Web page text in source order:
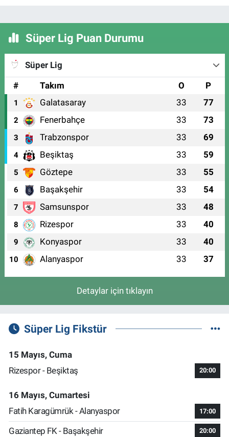
Süper Lig Puan Durumu
Süper Lig
#
Takım O P
1 Galatasaray 33 77
2 Fenerbahçe 33 73
3 Trabzonspor 33 69
4 Beşiktaş 33 59
5 Göztepe 33 55
6 Başakşehir 33 54
7 Samsunspor 33 48
8 Rizespor 33 40
9 Konyaspor 33 40
10 Alanyaspor 33 37
Detaylar için tıklayın
Süper Lig Fikstür
15 Mayıs, Cuma
Rizespor - Beşiktaş
20:00
16 Mayıs, Cumartesi
Fatih Karagümrük - Alanyaspor
17:00
Gaziantep FK - Başakşehir 20:00